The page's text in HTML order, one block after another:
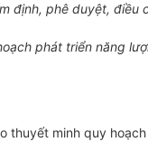
định, phê duyệt,
phát triển năng
minh quy